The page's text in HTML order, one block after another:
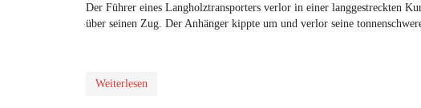
Der Führer eines Langholztransporters verlor in einer langgestreckten
über seinen Zug. Der Anhänger kippte um und verlor seine
Weiterlesen